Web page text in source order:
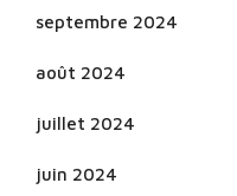
septembre 2024
août 2024
juillet 2024
juin 2024